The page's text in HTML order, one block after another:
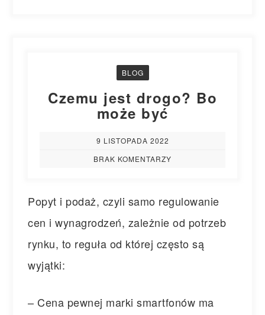
BLOG
Czemu jest drogo? Bo
może być
9 LISTOPADA 2022
BRAK KOMENTARZY
Popyt i podaż, czyli samo regulowanie
cen i wynagrodzeń, zależnie od potrzeb
rynku, to reguła od której często są
wyjątki:
– Cena pewnej marki smartfonów ma